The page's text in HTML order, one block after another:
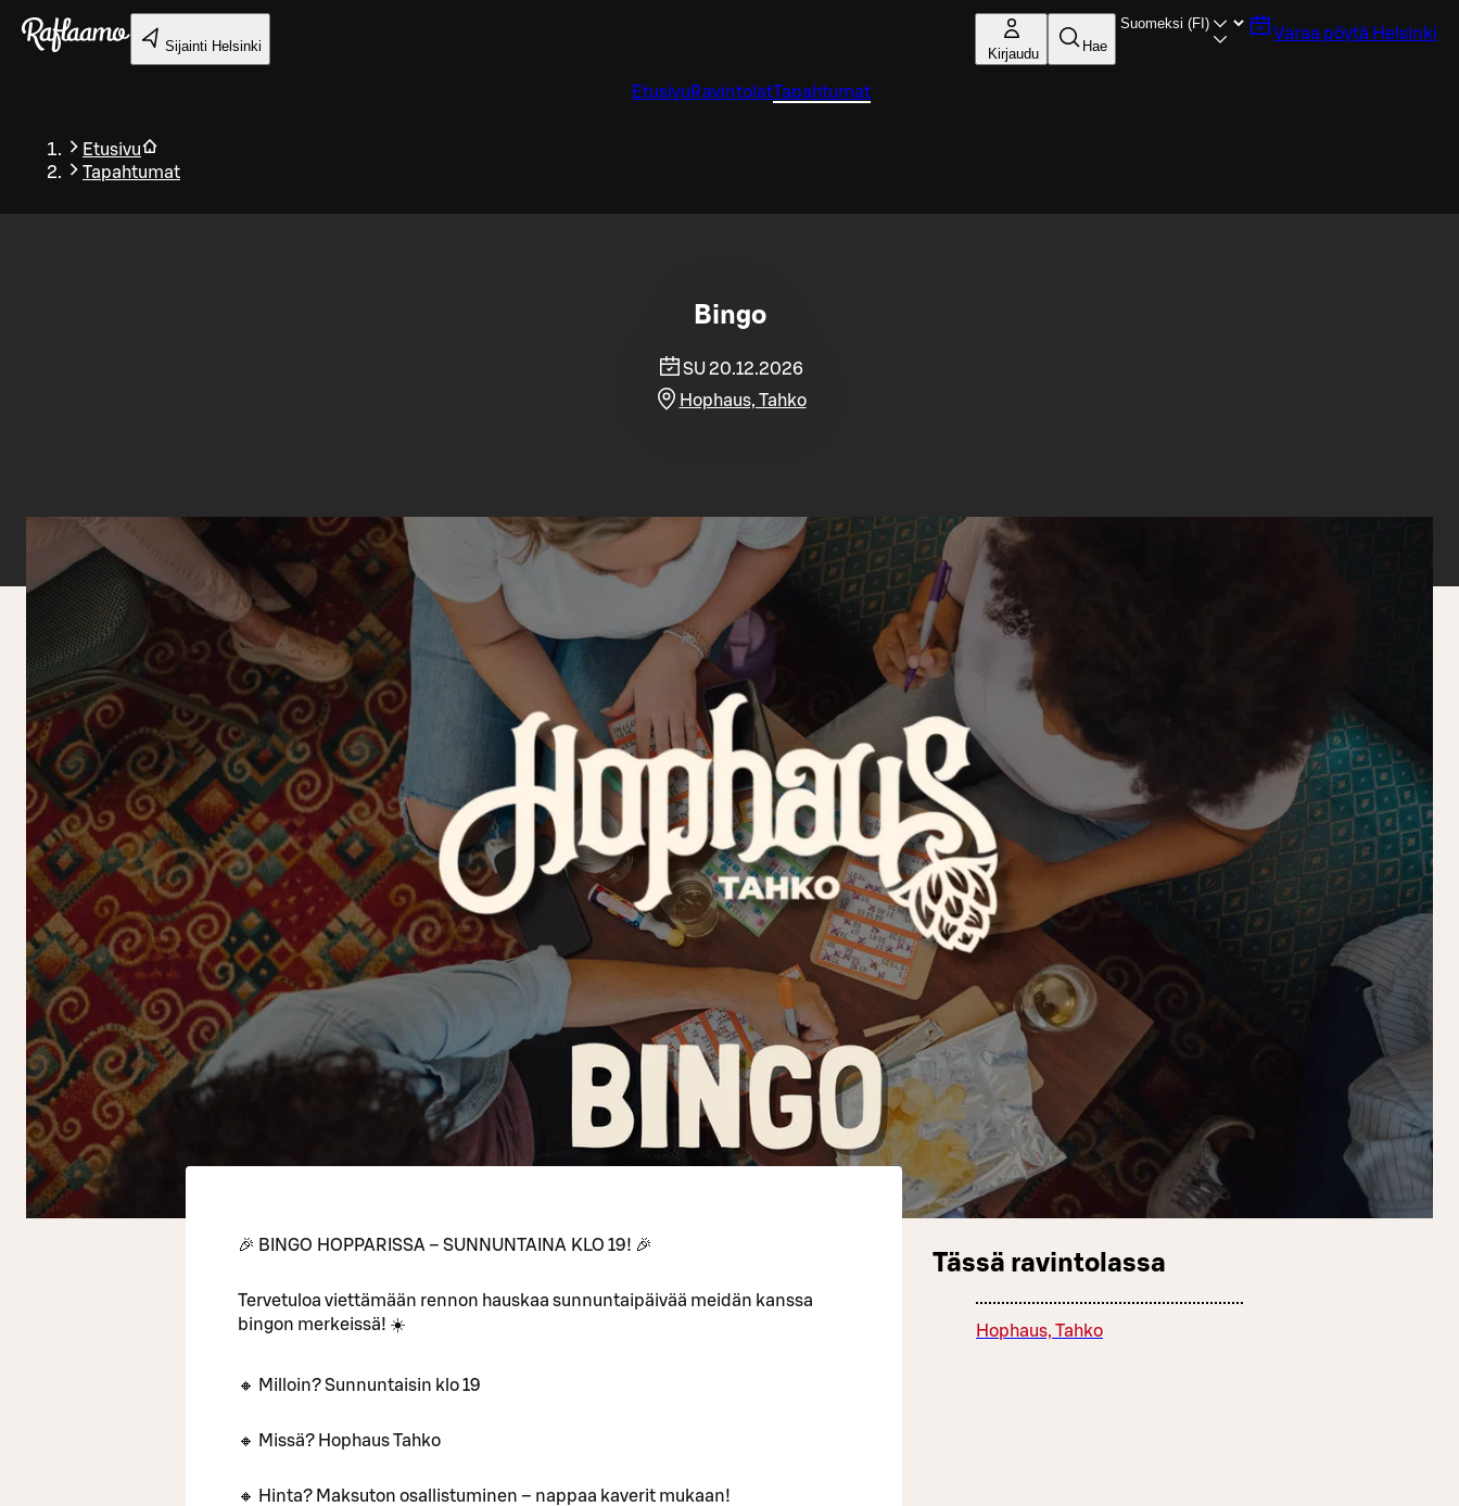
Siirry pääsisältöön
Sijainti Helsinki Kirjaudu Hae
Varaa pöytä Helsinki
Etusivu RavintolatTapahtumat
Etusivu
Tapahtumat
Takaisin
Bingo
SU 20.12.2026
Hophaus, Tahko
🎉 BINGO HOPPARISSA – SUNNUNTAINA KLO 19! 🎉
Tervetuloa viettämään rennon hauskaa sunnuntaipäivää meidän kanssa
bingon merkeissä! ☀️
🔸 Milloin? Sunnuntaisin klo 19
🔸 Missä? Hophaus Tahko
🔸 Hinta? Maksuton osallistuminen – nappaa kaverit mukaan!
Tässä ravintolassa
Hophaus, Tahko